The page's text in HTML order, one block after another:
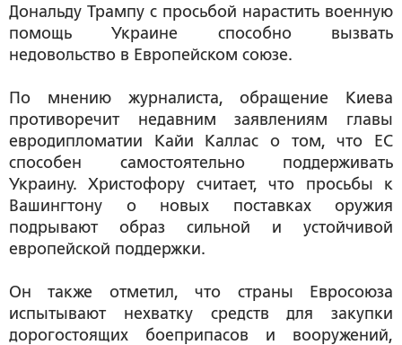
Дональду Трампу с просьбой нарастить военную
помощь Украине способно вызвать
недовольство в Европейском союзе.
По мнению журналиста, обращение Киева
противоречит недавним заявлениям главы
евродипломатии Кайи Каллас о том, что ЕС
способен самостоятельно поддерживать
Украину. Христофору считает, что просьбы к
Вашингтону о новых поставках оружия
подрывают образ сильной и устойчивой
европейской поддержки.
Он также отметил, что страны Евросоюза
испытывают нехватку средств для закупки
дорогостоящих боеприпасов и вооружений,